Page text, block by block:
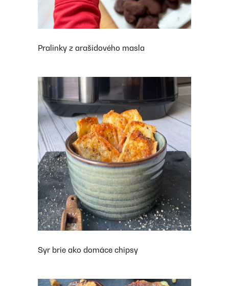
Pralinky z arašidového masla
Syr brie ako domáce chipsy